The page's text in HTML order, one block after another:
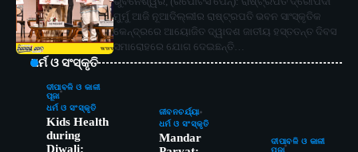
ମୁର୍ମୁ ଆଜି ନୂଆଦିଲ୍ଲୀର ରାଷ୍ଟ୍ରପତି ଭବନ ସାଂସ୍କୃତିକ
କେନ୍ଦ୍ରରେ ଆୟୋଜିତ ଦ୍ୱାଦଶ ଜାତୀୟ ହସ୍ତତନ୍ତ ଦିବସ
ସମାରୋହରେ ଯୋଗ ଦେଇଛନ୍ତି…
ଧର୍ମ ଓ ସଂସ୍କୃତି
ଦୀପାବଳି ଓ କାଳୀ
ପୂଜା
ଧର୍ମ ଓ ସଂସ୍କୃତି
Kids Health
during
Diwali:
ଜୀବନଚର୍ଯ୍ୟା
ଧର୍ମ ଓ ସଂସ୍କୃତି
Mandar
ଦୀପାବଳି ଓ କାଳୀ
ପୂଜା